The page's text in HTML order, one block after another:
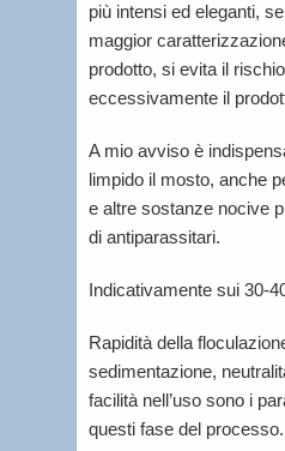
più intensi ed eleganti,
maggior
prodotto, si evita il
eccessivamente il
A mio avviso è
limpido il mosto, anche
e altre sostanze nocive
di antiparassitari.
Indicativamente sui 30-
Rapidità della
sedimentazione,
facilità nell’uso sono i
questi fase del processo.